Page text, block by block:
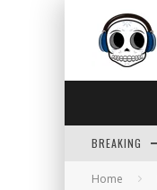
BREAKING
Home